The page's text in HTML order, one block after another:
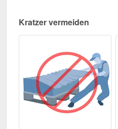
Kratzer vermeiden